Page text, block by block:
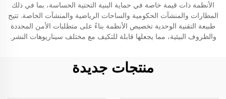
الأنظمة ذات قيمة خاصة في حماية البنية التحتية الحساسة، بما في ذلك
المطارات والمنشآت الحكومية والساحات الرياضية والمنشآت الخاصة. تتيح
طبيعة التقنية الوحدية تخصيص الأنظمة بناءً على متطلبات الأمن المحددة
والظروف البيئية، مما يجعلها قابلة للتكيف مع مختلف سيناريوهات النشر.
منتجات جديدة